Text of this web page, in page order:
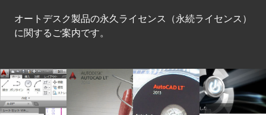
オートデスク製品の永久ライセンス（永続ライセンス）
に関するご案内です。